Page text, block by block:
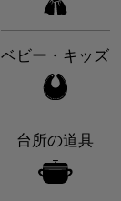
ベビー・キッズ
台所の道具